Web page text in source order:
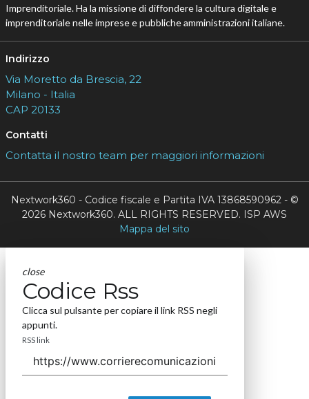
Imprenditoriale. Ha la missione di diffondere la cultura digitale e
imprenditoriale nelle imprese e pubbliche amministrazioni italiane.
Indirizzo
Via Moretto da Brescia, 22
Milano - Italia
CAP 20133
Contatti
Contatta il nostro team per maggiori informazioni
Nextwork360 - Codice fiscale e Partita IVA 13868590962 - ©
2026 Nextwork360. ALL RIGHTS RESERVED. ISP AWS
Mappa del sito
close
Codice Rss
Clicca sul pulsante per copiare il link RSS negli
appunti.
RSS link